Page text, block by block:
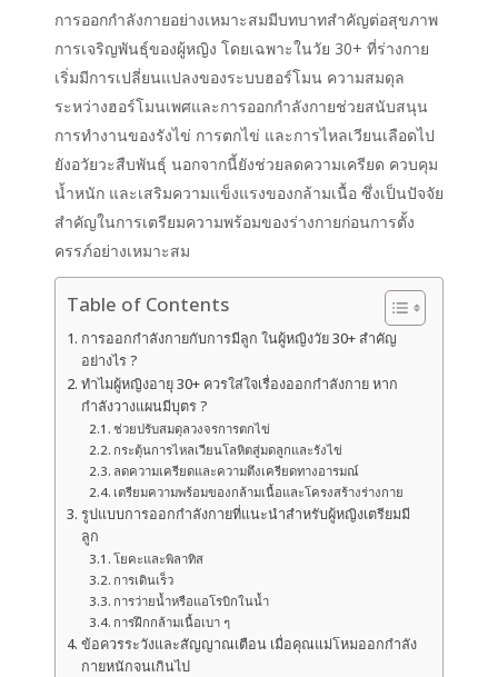
การออกกำลังกายอย่างเหมาะสมมีบทบาทสำคัญต่อสุขภาพ
การเจริญพันธุ์ของผู้หญิง โดยเฉพาะในวัย 30+ ที่ร่างกาย
เริ่มมีการเปลี่ยนแปลงของระบบฮอร์โมน ความสมดุล
ระหว่างฮอร์โมนเพศและการออกกำลังกายช่วยสนับสนุน
การทำงานของรังไข่ การตกไข่ และการไหลเวียนเลือดไป
ยังอวัยวะสืบพันธุ์ นอกจากนี้ยังช่วยลดความเครียด ควบคุม
น้ำหนัก และเสริมความแข็งแรงของกล้ามเนื้อ ซึ่งเป็นปัจจัย
สำคัญในการเตรียมความพร้อมของร่างกายก่อนการตั้ง
ครรภ์อย่างเหมาะสม
Table of Contents
การออกกำลังกายกับการมีลูก ในผู้หญิงวัย 30+ สำคัญ
อย่างไร ?
ทำไมผู้หญิงอายุ 30+ ควรใส่ใจเรื่องออกกำลังกาย หาก
กำลังวางแผนมีบุตร ?
ช่วยปรับสมดุลวงจรการตกไข่
กระตุ้นการไหลเวียนโลหิตสู่มดลูกและรังไข่
ลดความเครียดและความตึงเครียดทางอารมณ์
เตรียมความพร้อมของกล้ามเนื้อและโครงสร้างร่างกาย
รูปแบบการออกกำลังกายที่แนะนำสำหรับผู้หญิงเตรียมมี
ลูก
โยคะและพิลาทิส
การเดินเร็ว
การว่ายน้ำหรือแอโรบิกในน้ำ
การฝึกกล้ามเนื้อเบา ๆ
ข้อควรระวังและสัญญาณเตือน เมื่อคุณแม่โหมออกกำลัง
กายหนักจนเกินไป